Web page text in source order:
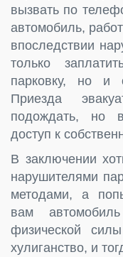
вызвать по
автомобиль,
впоследствии
только
парковку, но и
Приезда
подождать, но
доступ к
В заключении
нарушителями
методами, а
вам
физической
хулиганство, и